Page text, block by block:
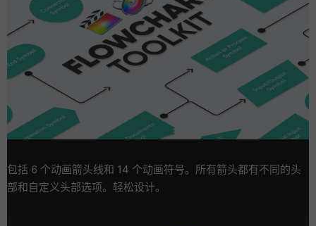
包括 6 个动画箭头线和 14 个动画符号。所有箭头都有不同的头
部和自定义头部选项。轻松设计。